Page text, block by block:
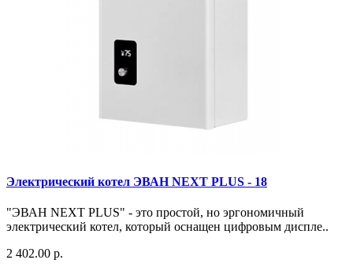
Электрический котел ЭВАН NEXT PLUS - 18
"ЭВАН NEXT PLUS" - это простой, но эргономичный
электрический котел, который оснащен цифровым диспле..
2 402.00 р.